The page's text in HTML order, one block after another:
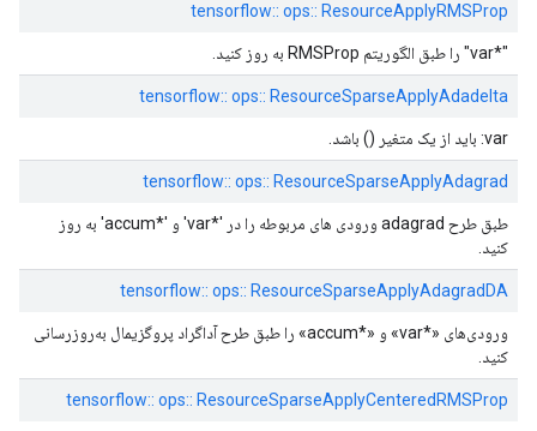
tensorflow:: ops:: ResourceApplyRMSProp
"*var" را طبق الگوریتم RMSProp به روز کنید.
tensorflow:: ops:: ResourceSparseApplyAdadelta
var: باید از یک متغیر () باشد.
tensorflow:: ops:: ResourceSparseApplyAdagrad
طبق طرح adagrad ورودی های مربوطه را در '*var' و '*accum' به روز
کنید.
tensorflow:: ops:: ResourceSparseApplyAdagradDA
ورودی‌های «*var» و «*accum» را طبق طرح آداگراد پروگزیمال به‌روزرسانی
کنید.
tensorflow:: ops:: ResourceSparseApplyCenteredRMSProp